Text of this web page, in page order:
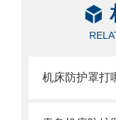
机床防护罩打